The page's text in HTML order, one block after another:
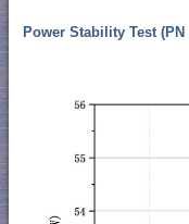
Power Stability Test (PN